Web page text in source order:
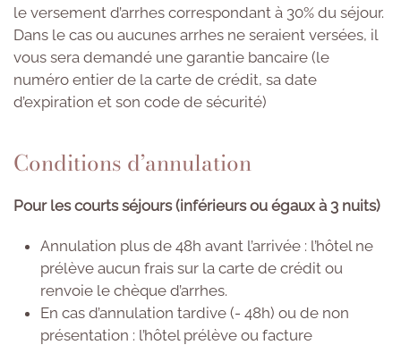
le versement d’arrhes correspondant à 30% du séjour.
Dans le cas ou aucunes arrhes ne seraient versées, il
vous sera demandé une garantie bancaire (le
numéro entier de la carte de crédit, sa date
d’expiration et son code de sécurité)
Conditions d’annulation
Pour les courts séjours (inférieurs ou égaux à 3 nuits)
Annulation plus de 48h avant l’arrivée : l’hôtel ne
prélève aucun frais sur la carte de crédit ou
renvoie le chèque d’arrhes.
En cas d’annulation tardive (- 48h) ou de non
présentation : l’hôtel prélève ou facture